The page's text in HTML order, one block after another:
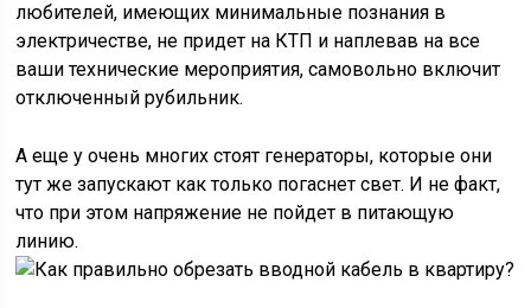
любителей, имеющих минимальные познания в
электричестве, не придет на КТП и наплевав на все
ваши технические мероприятия, самовольно включит
отключенный рубильник.
А еще у очень многих стоят генераторы, которые они
тут же запускают как только погаснет свет. И не факт,
что при этом напряжение не пойдет в питающую
линию.